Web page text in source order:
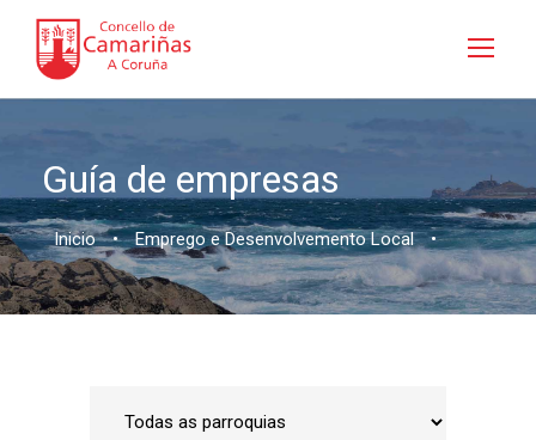
Guía de empresas
Inicio • Emprego e Desenvolvemento Local •